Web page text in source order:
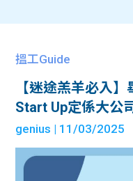
搵工Guide
【迷途羔羊必入
Start Up定係大公
genius | 11/03/2025